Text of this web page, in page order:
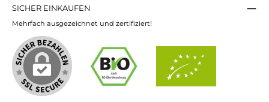
SICHER EINKAUFEN
Mehrfach ausgezeichnet und zertifiziert!